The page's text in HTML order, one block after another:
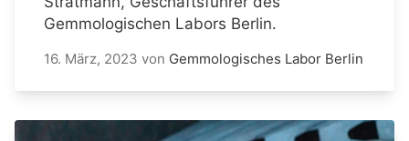
Gemmologischen Labors Berlin.
16. März, 2023 von Gemmologisches Labor Berlin